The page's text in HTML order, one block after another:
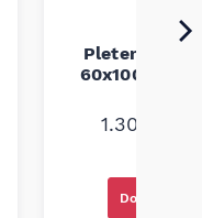
Pletenica
60x100
1.300,00
Dodaj u